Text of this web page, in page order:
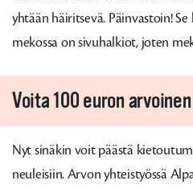
yhtään häiritsevä. Päinvastoin!
mekossa on sivuhalkiot, joten
Voita 100 euron
Nyt sinäkin voit päästä
neuleisiin. Arvon yhteistyössä